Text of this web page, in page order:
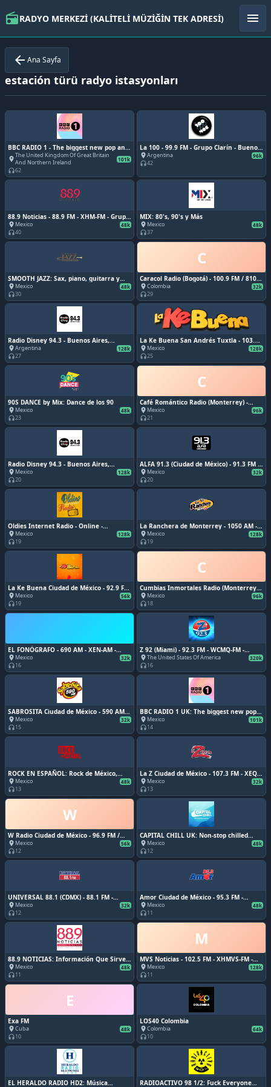
radioRADYO MERKEZİ (KALİTELİ MÜZİĞİN TEK ADRESİ) menu
arrow_back Ana Sayfa
estación türü radyo istasyonları
BBC RADIO 1 - The biggest new pop and
all-day vibes
placeThe United Kingdom Of Great Britain
And Northern Ireland
101k
headphones62
La 100 - 99.9 FM - Grupo Clarín - Buenos
Aires, Argentina
placeArgentina 96k
headphones42
88.9 Noticias - 88.9 FM - XHM-FM - Grupo
ACIR - Ciudad de México
place Mexico 48k
headphones40
MIX: 80's, 90's y Más
place Mexico 48k
headphones37
SMOOTH JAZZ: Sax, piano, guitarra y
voz: cool jazz
place Mexico 48k
headphones30
C
Caracol Radio (Bogotá) - 100.9 FM / 810
AM - HJGL / HJCY - PRISA Radio - Bogotá,
Colombia
placeColombia 32k
headphones29
Radio Disney 94.3 - Buenos Aires,
Argentina
placeArgentina 128k
headphones27
La Ke Buena San Andrés Tuxtla - 103.9
FM - XHDQ-FM - San Andrés Tuxtla,
Veracruz
place Mexico 128k
headphones25
90S DANCE by Mix: Dance de los 90
place Mexico 48k
headphones23
C
Café Romántico Radio (Monterrey) -
Online - www.caferomanticoradio.com -
Grupo Digital Radioland - Monterrey,
Nuevo León
place Mexico 96k
headphones21
Radio Disney 94.3 - Buenos Aires,
Argentina
place Mexico 128k
headphones20
ALFA 91.3 (Ciudad de México) - 91.3 FM -
XHFAJ-FM - Grupo Radio Centro - Ciudad
de México
place Mexico 32k
headphones20
Oldies Internet Radio - Online -
www.oldiesinternetradio.com - Grupo
Digital Retroland - Monterrey, Nuevo
León
place Mexico 128k
headphones19
La Ranchera de Monterrey - 1050 AM -
XEG-AM - Núcleo Radio Monterrey -
Monterrey, NL
place Mexico 128k
headphones19
La Ke Buena Ciudad de México - 92.9 FM
- XEQ-FM - Radiópolis - Ciudad de México
place Mexico 56k
headphones19
C
Cumbias Inmortales Radio (Monterrey) -
Online - www.cumbiasinmortales.com -
Grupo Digital Retroland - Monterrey,
Nuevo León
place Mexico 96k
headphones18
EL FONÓGRAFO - 690 AM - XEN-AM -
Grupo Radio Centro - Ciudad de México
place Mexico 32k
headphones16
Z 92 (Miami) - 92.3 FM - WCMQ-FM -
Spanish Broadcasting System - Miami,
Florida
placeThe United States Of America 320k
headphones16
SABROSITA Ciudad de México - 590 AM -
XEPH-AM - NRM Comunicaciones -
Ciudad de México
place Mexico 32k
headphones15
BBC RADIO 1 UK: The biggest new pop
and all-day vibes. Londres, Inglaterra
place Mexico 101k
headphones14
ROCK EN ESPAÑOL: Rock de México,
España y Argentina
place Mexico 48k
headphones13
La Z Ciudad de México - 107.3 FM - XEQR-
FM - Grupo Radio Centro - Ciudad de
México
place Mexico 32k
headphones13
W
W Radio Ciudad de México - 96.9 FM /
900 AM - XEW-FM / XEW-AM - Radiópolis -
Ciudad de México
place Mexico 56k
headphones12
CAPITAL CHILL UK: Non-stop chilled
beats - Londres, Inglaterra
place Mexico 48k
headphones12
UNIVERSAL 88.1 (CDMX) - 88.1 FM -
XHRED-FM - Grupo Radio Centro - Ciudad
de México
place Mexico 32k
headphones12
Amor Ciudad de México - 95.3 FM -
XHSH-FM - Grupo ACIR - Ciudad de
México
place Mexico 48k
headphones11
88.9 NOTICIAS: Información Que Sirve.
Tráfico y Clima cada 15 Minutos
place Mexico 48k
headphones11
M
MVS Noticias - 102.5 FM - XHMVS-FM -
MVS Radio - Ciudad de México
place Mexico 128k
headphones11
E
Exa FM
placeCuba 48k
headphones10
LOS40 Colombia
placeColombia 64k
headphones10
EL HERALDO RADIO HD2: Música
RADIOACTIVO 98 1/2: Fuck Everyone